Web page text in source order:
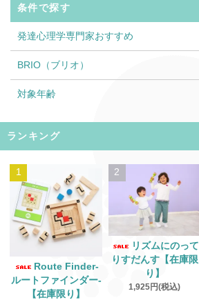
条件で探す
発達心理学専門家おすすめ
BRIO（ブリオ）
対象年齢
ランキング
1
Route Finder‐
ルートファインダー‐
【在庫限り】
2
リズムにのって
りすだんす【在庫限
り】
1,925円(税込)